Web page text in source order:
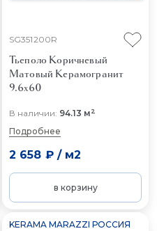
SG351200R
Тьеполо Коричневый
Матовый Керамогранит
9.6x60
В наличии: 94.13 м2
Подробнее
2 658 ₽/ м2
в корзину
KERAMA MARAZZI РОССИЯ